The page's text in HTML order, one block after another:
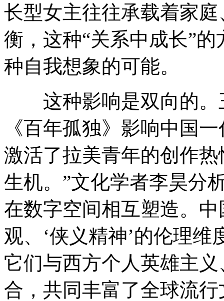
长型女主往往承载着家
衡，这种“关系中成长”
种自我想象的可能。
这种影响是双向的。
《百年孤独》影响中国
激活了拉美青年的创作
生机。”文化学者李昊分
在数字空间相互塑造。中
观、‘侠义精神’的伦理
它们与西方个人英雄主
合，共同丰富了全球流